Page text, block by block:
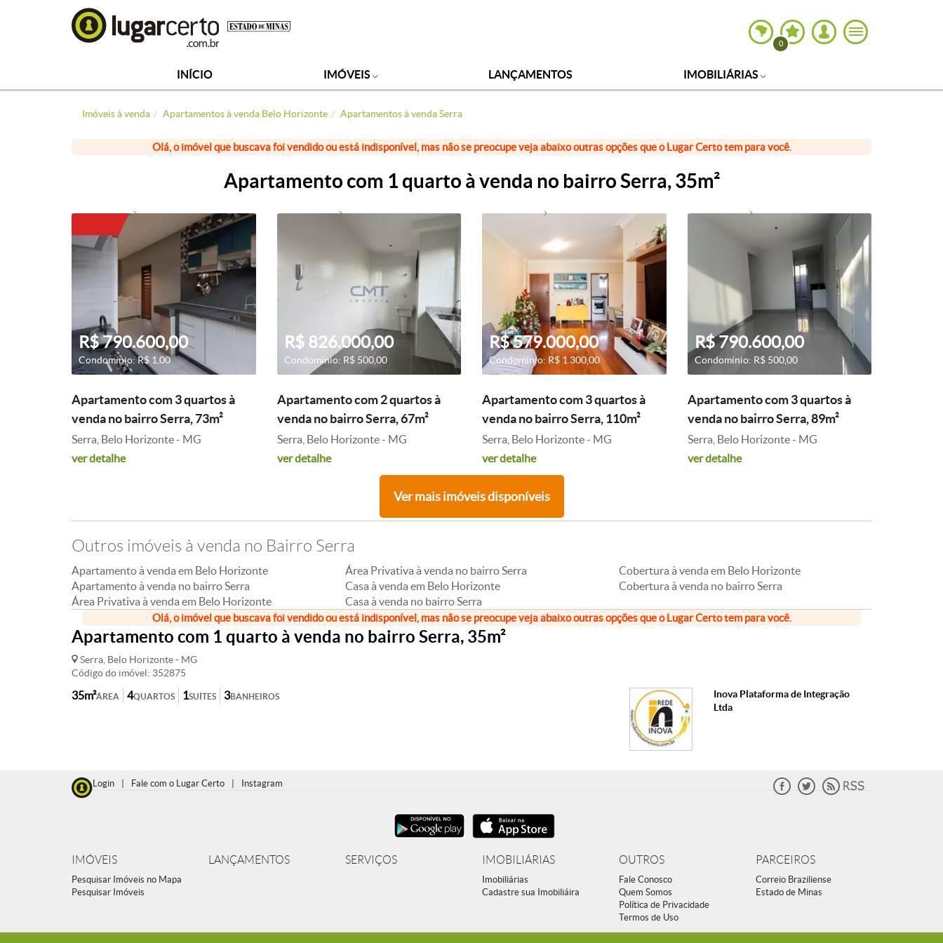
0
INÍCIO IMÓVEIS LANÇAMENTOS IMOBILIÁRIAS
Imóveis à venda Apartamentos à venda Belo Horizonte Apartamentos à venda Serra
Olá, o imóvel que buscava foi vendido ou está indisponível, mas não se preocupe veja abaixo outras opções que o Lugar Certo tem para você.
Apartamento com 1 quarto à venda no bairro Serra, 35m²
R$ 790.600,00
Condomínio: R$ 1,00
Apartamento com 3 quartos à
venda no bairro Serra, 73m²
Serra, Belo Horizonte - MG
ver detalhe
R$ 826.000,00
Condomínio: R$ 500,00
Apartamento com 2 quartos à
venda no bairro Serra, 67m²
Serra, Belo Horizonte - MG
ver detalhe
R$ 579.000,00
Condomínio: R$ 1.300,00
Apartamento com 3 quartos à
venda no bairro Serra, 110m²
Serra, Belo Horizonte - MG
ver detalhe
R$ 790.600,00
Condomínio: R$ 500,00
Apartamento com 3 quartos à
venda no bairro Serra, 89m²
Serra, Belo Horizonte - MG
ver detalhe
Ver mais imóveis disponíveis
Outros imóveis à venda no Bairro Serra
Apartamento à venda em Belo Horizonte
Apartamento à venda no bairro Serra
Área Privativa à venda em Belo Horizonte
Área Privativa à venda no bairro Serra
Casa à venda em Belo Horizonte
Casa à venda no bairro Serra
Cobertura à venda em Belo Horizonte
Cobertura à venda no bairro Serra
Olá, o imóvel que buscava foi vendido ou está indisponível, mas não se preocupe veja abaixo outras opções que o Lugar Certo tem para você.
Apartamento com 1 quarto à venda no bairro Serra, 35m²
Serra, Belo Horizonte - MG
Código do imóvel: 352875
ÁREA
35m² QUARTOS
4 SUÍTES
1 BANHEIROS
3
Inova Plataforma de Integração
Ltda
Login | Fale com o Lugar Certo | Instagram
IMÓVEIS
Pesquisar Imóveis no Mapa
Pesquisar Imóveis
LANÇAMENTOS SERVIÇOS IMOBILIÁRIAS
Imobiliárias
Cadastre sua Imobiliáira
OUTROS
Fale Conosco
Quem Somos
Política de Privacidade
Termos de Uso
PARCEIROS
Correio Braziliense
Estado de Minas